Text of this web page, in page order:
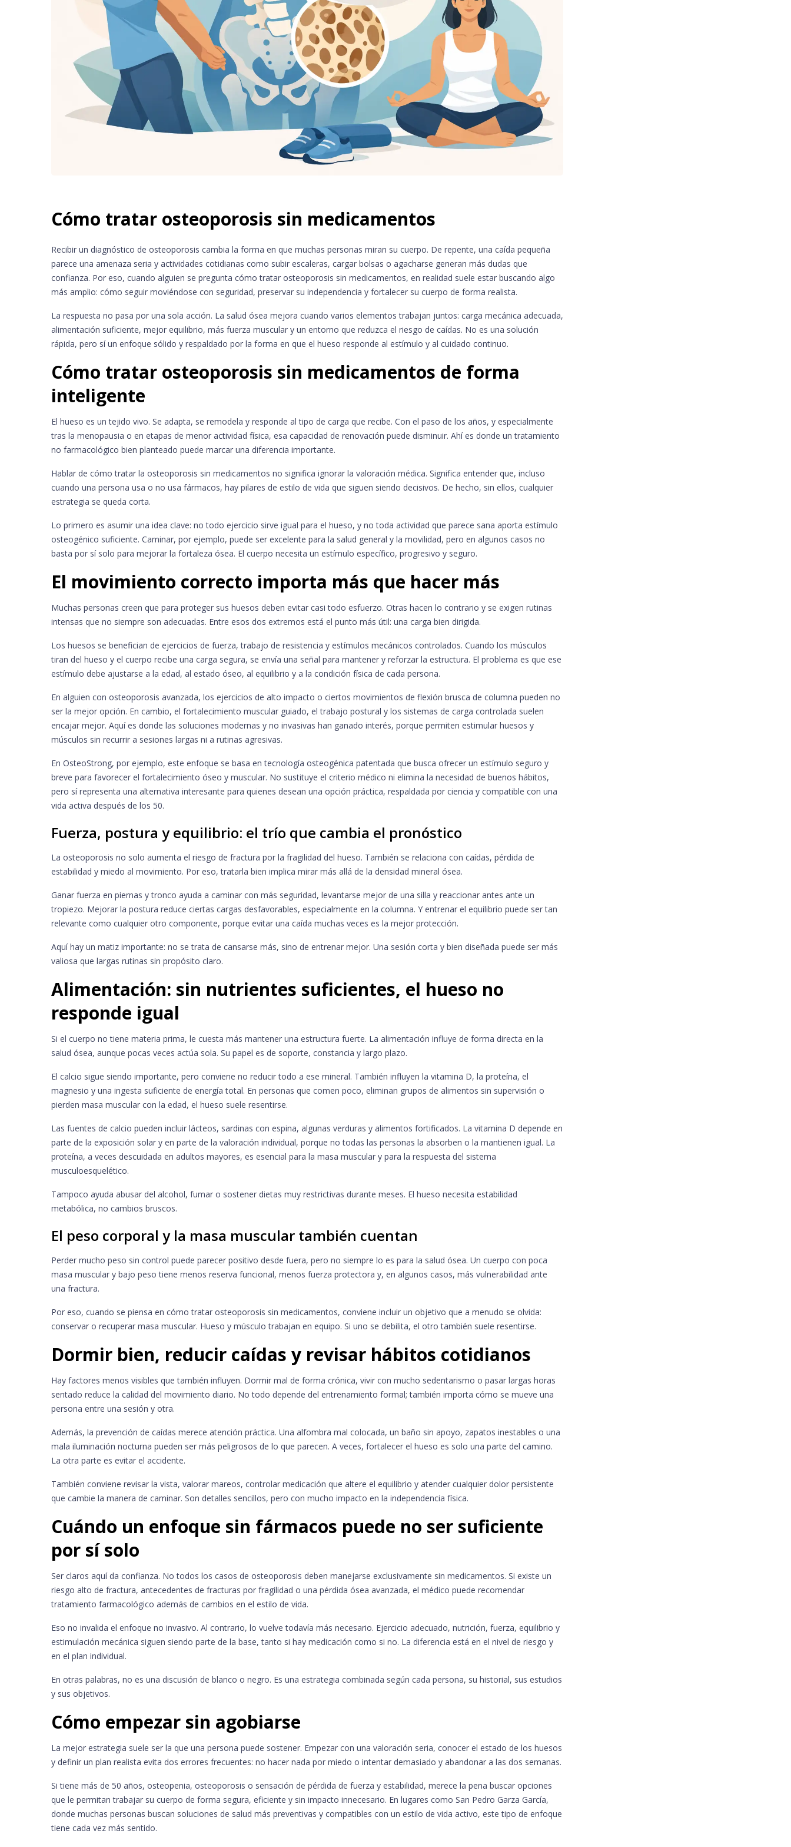
Cómo tratar osteoporosis sin medicamentos
Recibir un diagnóstico de osteoporosis cambia la forma en que muchas personas miran su cuerpo. De repente, una caída pequeña
parece una amenaza seria y actividades cotidianas como subir escaleras, cargar bolsas o agacharse generan más dudas que
confianza. Por eso, cuando alguien se pregunta cómo tratar osteoporosis sin medicamentos, en realidad suele estar buscando algo
más amplio: cómo seguir moviéndose con seguridad, preservar su independencia y fortalecer su cuerpo de forma realista.
La respuesta no pasa por una sola acción. La salud ósea mejora cuando varios elementos trabajan juntos: carga mecánica adecuada,
alimentación suficiente, mejor equilibrio, más fuerza muscular y un entorno que reduzca el riesgo de caídas. No es una solución
rápida, pero sí un enfoque sólido y respaldado por la forma en que el hueso responde al estímulo y al cuidado continuo.
Cómo tratar osteoporosis sin medicamentos de forma
inteligente
El hueso es un tejido vivo. Se adapta, se remodela y responde al tipo de carga que recibe. Con el paso de los años, y especialmente
tras la menopausia o en etapas de menor actividad física, esa capacidad de renovación puede disminuir. Ahí es donde un tratamiento
no farmacológico bien planteado puede marcar una diferencia importante.
Hablar de cómo tratar la osteoporosis sin medicamentos no significa ignorar la valoración médica. Significa entender que, incluso
cuando una persona usa o no usa fármacos, hay pilares de estilo de vida que siguen siendo decisivos. De hecho, sin ellos, cualquier
estrategia se queda corta.
Lo primero es asumir una idea clave: no todo ejercicio sirve igual para el hueso, y no toda actividad que parece sana aporta estímulo
osteogénico suficiente. Caminar, por ejemplo, puede ser excelente para la salud general y la movilidad, pero en algunos casos no
basta por sí solo para mejorar la fortaleza ósea. El cuerpo necesita un estímulo específico, progresivo y seguro.
El movimiento correcto importa más que hacer más
Muchas personas creen que para proteger sus huesos deben evitar casi todo esfuerzo. Otras hacen lo contrario y se exigen rutinas
intensas que no siempre son adecuadas. Entre esos dos extremos está el punto más útil: una carga bien dirigida.
Los huesos se benefician de ejercicios de fuerza, trabajo de resistencia y estímulos mecánicos controlados. Cuando los músculos
tiran del hueso y el cuerpo recibe una carga segura, se envía una señal para mantener y reforzar la estructura. El problema es que ese
estímulo debe ajustarse a la edad, al estado óseo, al equilibrio y a la condición física de cada persona.
En alguien con osteoporosis avanzada, los ejercicios de alto impacto o ciertos movimientos de flexión brusca de columna pueden no
ser la mejor opción. En cambio, el fortalecimiento muscular guiado, el trabajo postural y los sistemas de carga controlada suelen
encajar mejor. Aquí es donde las soluciones modernas y no invasivas han ganado interés, porque permiten estimular huesos y
músculos sin recurrir a sesiones largas ni a rutinas agresivas.
En OsteoStrong, por ejemplo, este enfoque se basa en tecnología osteogénica patentada que busca ofrecer un estímulo seguro y
breve para favorecer el fortalecimiento óseo y muscular. No sustituye el criterio médico ni elimina la necesidad de buenos hábitos,
pero sí representa una alternativa interesante para quienes desean una opción práctica, respaldada por ciencia y compatible con una
vida activa después de los 50.
Fuerza, postura y equilibrio: el trío que cambia el pronóstico
La osteoporosis no solo aumenta el riesgo de fractura por la fragilidad del hueso. También se relaciona con caídas, pérdida de
estabilidad y miedo al movimiento. Por eso, tratarla bien implica mirar más allá de la densidad mineral ósea.
Ganar fuerza en piernas y tronco ayuda a caminar con más seguridad, levantarse mejor de una silla y reaccionar antes ante un
tropiezo. Mejorar la postura reduce ciertas cargas desfavorables, especialmente en la columna. Y entrenar el equilibrio puede ser tan
relevante como cualquier otro componente, porque evitar una caída muchas veces es la mejor protección.
Aquí hay un matiz importante: no se trata de cansarse más, sino de entrenar mejor. Una sesión corta y bien diseñada puede ser más
valiosa que largas rutinas sin propósito claro.
Alimentación: sin nutrientes suficientes, el hueso no
responde igual
Si el cuerpo no tiene materia prima, le cuesta más mantener una estructura fuerte. La alimentación influye de forma directa en la
salud ósea, aunque pocas veces actúa sola. Su papel es de soporte, constancia y largo plazo.
El calcio sigue siendo importante, pero conviene no reducir todo a ese mineral. También influyen la vitamina D, la proteína, el
magnesio y una ingesta suficiente de energía total. En personas que comen poco, eliminan grupos de alimentos sin supervisión o
pierden masa muscular con la edad, el hueso suele resentirse.
Las fuentes de calcio pueden incluir lácteos, sardinas con espina, algunas verduras y alimentos fortificados. La vitamina D depende en
parte de la exposición solar y en parte de la valoración individual, porque no todas las personas la absorben o la mantienen igual. La
proteína, a veces descuidada en adultos mayores, es esencial para la masa muscular y para la respuesta del sistema
musculoesquelético.
Tampoco ayuda abusar del alcohol, fumar o sostener dietas muy restrictivas durante meses. El hueso necesita estabilidad
metabólica, no cambios bruscos.
El peso corporal y la masa muscular también cuentan
Perder mucho peso sin control puede parecer positivo desde fuera, pero no siempre lo es para la salud ósea. Un cuerpo con poca
masa muscular y bajo peso tiene menos reserva funcional, menos fuerza protectora y, en algunos casos, más vulnerabilidad ante
una fractura.
Por eso, cuando se piensa en cómo tratar osteoporosis sin medicamentos, conviene incluir un objetivo que a menudo se olvida:
conservar o recuperar masa muscular. Hueso y músculo trabajan en equipo. Si uno se debilita, el otro también suele resentirse.
Dormir bien, reducir caídas y revisar hábitos cotidianos
Hay factores menos visibles que también influyen. Dormir mal de forma crónica, vivir con mucho sedentarismo o pasar largas horas
sentado reduce la calidad del movimiento diario. No todo depende del entrenamiento formal; también importa cómo se mueve una
persona entre una sesión y otra.
Además, la prevención de caídas merece atención práctica. Una alfombra mal colocada, un baño sin apoyo, zapatos inestables o una
mala iluminación nocturna pueden ser más peligrosos de lo que parecen. A veces, fortalecer el hueso es solo una parte del camino.
La otra parte es evitar el accidente.
También conviene revisar la vista, valorar mareos, controlar medicación que altere el equilibrio y atender cualquier dolor persistente
que cambie la manera de caminar. Son detalles sencillos, pero con mucho impacto en la independencia física.
Cuándo un enfoque sin fármacos puede no ser suficiente
por sí solo
Ser claros aquí da confianza. No todos los casos de osteoporosis deben manejarse exclusivamente sin medicamentos. Si existe un
riesgo alto de fractura, antecedentes de fracturas por fragilidad o una pérdida ósea avanzada, el médico puede recomendar
tratamiento farmacológico además de cambios en el estilo de vida.
Eso no invalida el enfoque no invasivo. Al contrario, lo vuelve todavía más necesario. Ejercicio adecuado, nutrición, fuerza, equilibrio y
estimulación mecánica siguen siendo parte de la base, tanto si hay medicación como si no. La diferencia está en el nivel de riesgo y
en el plan individual.
En otras palabras, no es una discusión de blanco o negro. Es una estrategia combinada según cada persona, su historial, sus estudios
y sus objetivos.
Cómo empezar sin agobiarse
La mejor estrategia suele ser la que una persona puede sostener. Empezar con una valoración seria, conocer el estado de los huesos
y definir un plan realista evita dos errores frecuentes: no hacer nada por miedo o intentar demasiado y abandonar a las dos semanas.
Si tiene más de 50 años, osteopenia, osteoporosis o sensación de pérdida de fuerza y estabilidad, merece la pena buscar opciones
que le permitan trabajar su cuerpo de forma segura, eficiente y sin impacto innecesario. En lugares como San Pedro Garza García,
donde muchas personas buscan soluciones de salud más preventivas y compatibles con un estilo de vida activo, este tipo de enfoque
tiene cada vez más sentido.